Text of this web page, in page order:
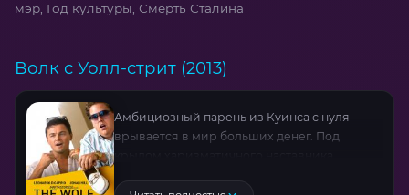
мэр, Год культуры, Смерть Сталина
Волк с Уолл-стрит (2013)
Амбициозный парень из Куинса с нуля
врывается в мир больших денег. Под